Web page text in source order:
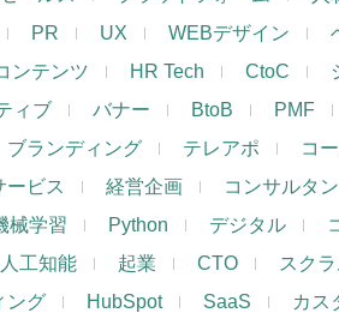
PR UX WEBデザイン
ンテンツ HR Tech CtoC
ィブ バナー BtoB PMF
ブランディング テレアポ コ
ービス 経営企画 コンサルタン
械学習 Python デジタル
人工知能 起業 CTO
スク
ング HubSpot SaaS
カス